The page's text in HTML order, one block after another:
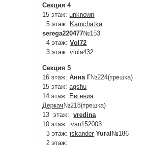
Секция 4
15 этаж:unknown
5 этаж: Kamchatka
serega220477№153
4 этаж:Vol72
3 этаж:viola432
Секция 5
16 этаж:Анна Г№224(трешка)
15 этаж:agshu
14 этаж: Евгения
Деркач №218(трешка)
13 этаж:vredina
10 этаж:ivan152003
3 этаж:iskander Yural №186
2 этаж: